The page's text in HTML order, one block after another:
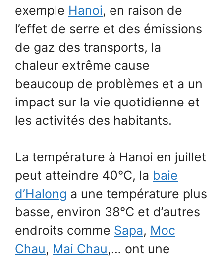
exemple Hanoi, en raison de
l’effet de serre et des émissions
de gaz des transports, la
chaleur extrême cause
beaucoup de problèmes et a un
impact sur la vie quotidienne et
les activités des habitants.
La température à Hanoi en juillet
peut atteindre 40°C, la baie
d’Halong a une température plus
basse, environ 38°C et d’autres
endroits comme Sapa, Moc
Chau, Mai Chau,… ont une